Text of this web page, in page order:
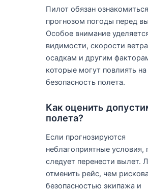
Пилот обязан
прогнозом погоды перед
Особое внимание
видимости, скорости
осадкам и другим
которые могут повлиять на
безопасность полета.
Как оценить
полета?
Если прогнозируются
неблагоприятные условия,
следует перенести вылет.
отменить рейс, чем
безопасностью экипажа и